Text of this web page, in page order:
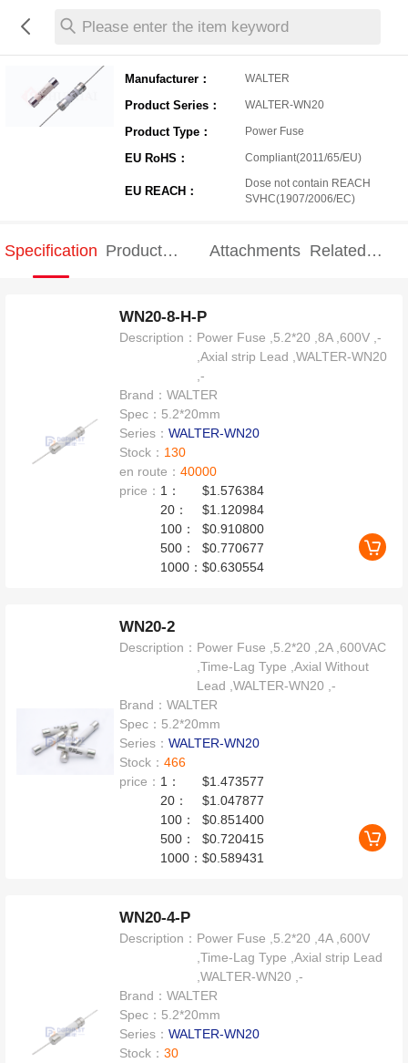
Please enter the item keyword
Manufacturer： WALTER
Product Series： WALTER-WN20
Product Type： Power Fuse
EU RoHS： Compliant(2011/65/EU)
EU REACH：
Dose not contain REACH
SVHC(1907/2006/EC)
Specification Product
Attachments Related
WN20-8-H-P
Description： Power Fuse ,5.2*20 ,8A ,600V ,-
,Axial strip Lead ,WALTER-WN20
,-
Brand：WALTER
Spec： 5.2*20mm
Series：WALTER-WN20
Stock： 130
en route：40000
price： 1：
$1.576384
20：
$1.120984
100：
$0.910800
500：
$0.770677
1000：$0.630554
WN20-2
Description： Power Fuse ,5.2*20 ,2A ,600VAC
,Time-Lag Type ,Axial Without
Lead ,WALTER-WN20 ,-
Brand：WALTER
Spec： 5.2*20mm
Series：WALTER-WN20
Stock：466
price： 1：
$1.473577
20：
$1.047877
100：
$0.851400
500：
$0.720415
1000：$0.589431
WN20-4-P
Description： Power Fuse ,5.2*20 ,4A ,600V
,Time-Lag Type ,Axial strip Lead
,WALTER-WN20 ,-
Brand：WALTER
Spec： 5.2*20mm
Series：WALTER-WN20
Stock：30